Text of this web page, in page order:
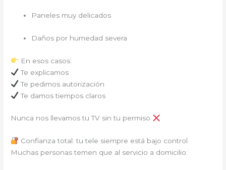
Paneles muy delicados
Daños por humedad severa
En esos casos:
Te explicamos
Te pedimos autorización
Te damos tiempos claros
Nunca nos llevamos tu TV sin tu permiso
Confianza total: tu tele siempre está bajo control
Muchas personas temen que al servicio a domicilio: